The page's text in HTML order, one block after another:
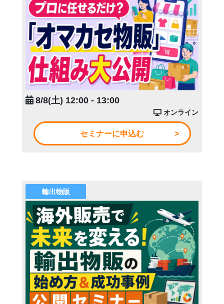
8/8(土) 12:00 - 13:00
オンライン
セミナーに申込む
輸出物販